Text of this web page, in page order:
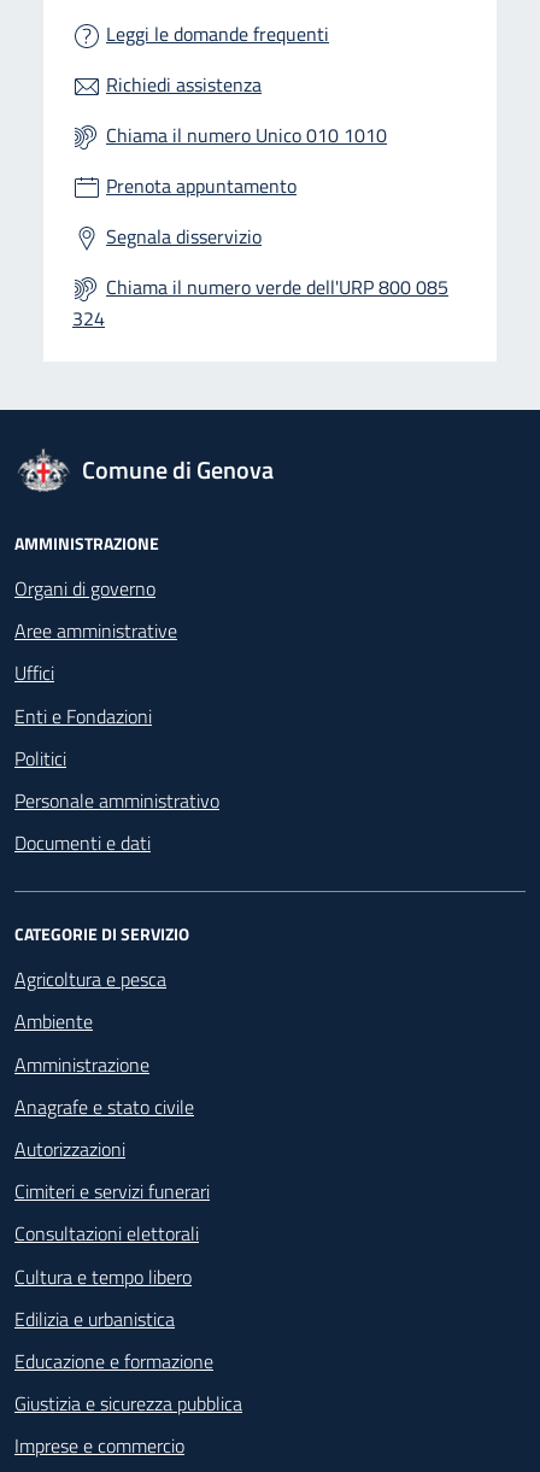
Leggi le domande frequenti
Richiedi assistenza
Chiama il numero Unico 010 1010
Prenota appuntamento
Segnala disservizio
Chiama il numero verde dell'URP 800 085
324
logo Unione Europea
Comune di Genova
Footer - Navigazione
AMMINISTRAZIONE
Organi di governo
Aree amministrative
Uffici
Enti e Fondazioni
Politici
Personale amministrativo
Documenti e dati
CATEGORIE DI SERVIZIO
Agricoltura e pesca
Ambiente
Amministrazione
Anagrafe e stato civile
Autorizzazioni
Cimiteri e servizi funerari
Consultazioni elettorali
Cultura e tempo libero
Edilizia e urbanistica
Educazione e formazione
Giustizia e sicurezza pubblica
Imprese e commercio